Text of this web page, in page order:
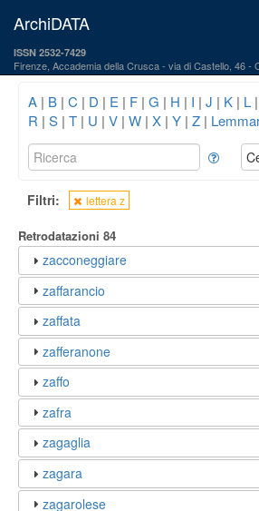
ArchiDATA
ISSN 2532-7429
Firenze, Accademia della Crusca via di Castello, 46 -
A | B | C | D | E | F | G | H | I | J | K | L |
R | S | T | U | V | W | X | Y | Z |
Filtri: lettera z
Retrodatazioni 84
zacconeggiare
zaffarancio
zaffata
zafferanone
zaffo
zafra
zagaglia
zagara
zagarolese